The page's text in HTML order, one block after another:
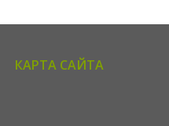
КАРТА САЙТА